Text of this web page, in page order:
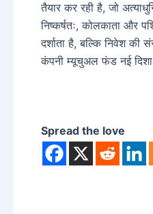
तैयार कर रही है, जो
निष्कर्षतः, कोलकाता और
दर्शाता है, बल्कि निवेश की
कंपनी म्यूचुअल फंड नई
Spread the love